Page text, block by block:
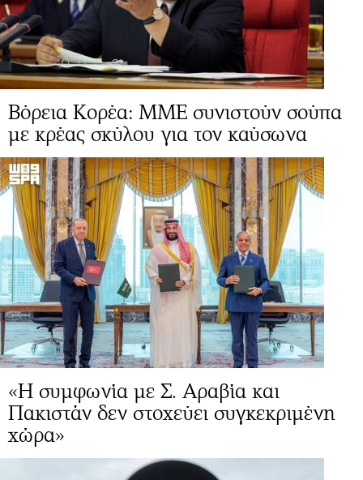
Βόρεια Κορέα: ΜΜΕ συνιστούν σούπα
με κρέας σκύλου για τον καύσωνα
«Η συμφωνία με Σ. Αραβία και
Πακιστάν δεν στοχεύει συγκεκριμένη
χώρα»